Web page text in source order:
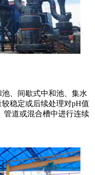
、间歇式中和池、集水
稳定或后续处理对pH值
管道或混合槽中进行连续